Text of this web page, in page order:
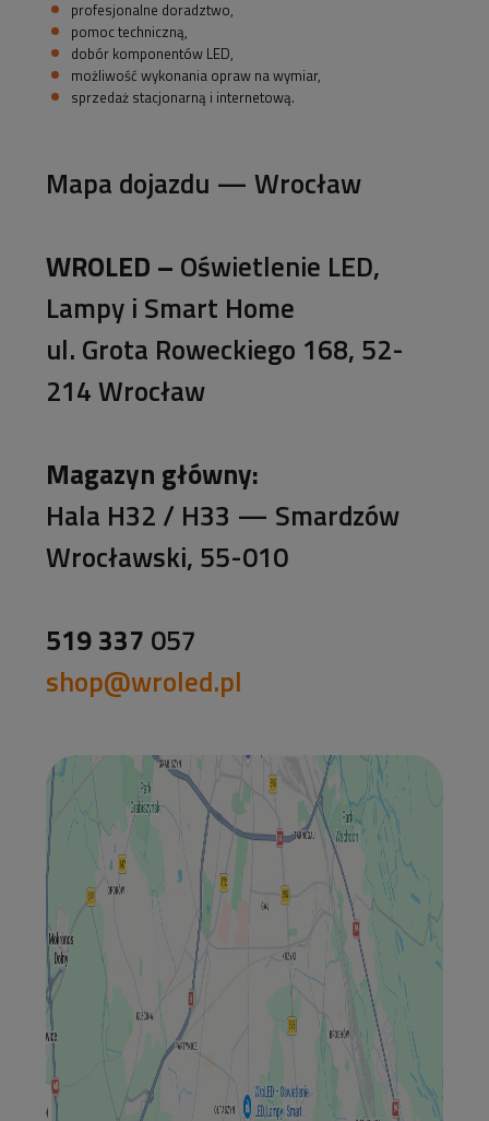
profesjonalne doradztwo,
pomoc techniczną,
dobór komponentów LED,
możliwość wykonania opraw na wymiar,
sprzedaż stacjonarną i internetową.
Mapa dojazdu — Wrocław
WROLED – Oświetlenie LED,
Lampy i Smart Home
ul. Grota Roweckiego 168, 52-
214 Wrocław
Magazyn główny:
Hala H32 / H33 — Smardzów
Wrocławski, 55-010
519 337 057
shop@wroled.pl